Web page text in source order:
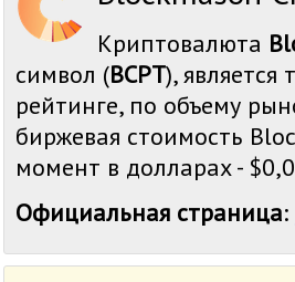
Криптовалюта
символ (BCPT),
рейтинге, по объему
биржевая стоимость
момент в долларах -
Официальная страница: